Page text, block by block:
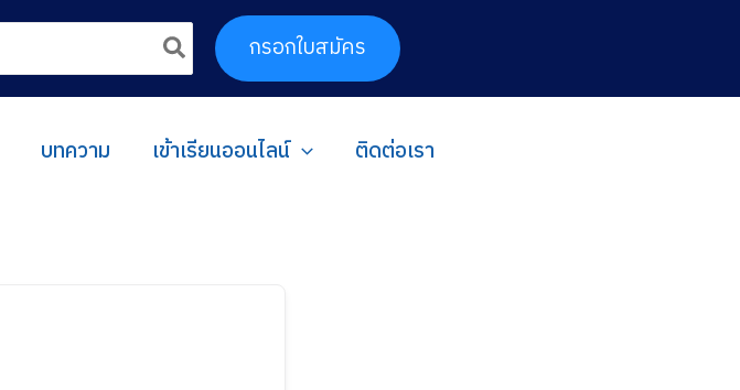
กรอกใบสมัคร
บทความ เข้าเรียนออนไลน์ ติดต่อเรา